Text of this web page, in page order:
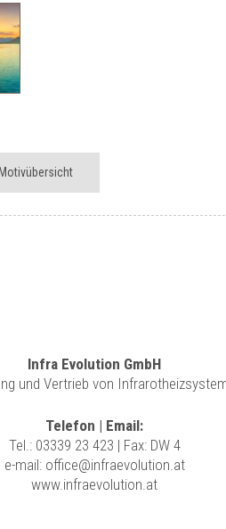
Motivübersicht
Infra Evolution GmbH
und Vertrieb von
Telefon | Email:
Tel.: 03339 23 423 | Fax: DW 4
e-mail: office@infraevolution.at
www.infraevolution.at